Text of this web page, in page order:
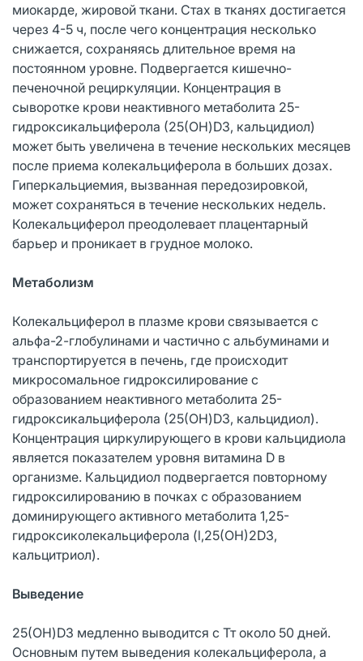
миокарде, жировой ткани. Стах в тканях достигается
через 4-5 ч, после чего концентрация несколько
снижается, сохраняясь длительное время на
постоянном уровне. Подвергается кишечно-
печеночной рециркуляции. Концентрация в
сыворотке крови неактивного метаболита 25-
гидроксикальциферола (25(OH)D3, кальцидиол)
может быть увеличена в течение нескольких месяцев
после приема колекальциферола в больших дозах.
Гиперкальциемия, вызванная передозировкой,
может сохраняться в течение нескольких недель.
Колекальциферол преодолевает плацентарный
барьер и проникает в грудное молоко.
Метаболизм
Колекальциферол в плазме крови связывается с
альфа-2-глобулинами и частично с альбуминами и
транспортируется в печень, где происходит
микросомальное гидроксилирование с
образованием неактивного метаболита 25-
гидроксикальциферола (25(OH)D3, кальцидиол).
Концентрация циркулирующего в крови кальцидиола
является показателем уровня витамина D в
организме. Кальцидиол подвергается повторному
гидроксилированию в почках с образованием
доминирующего активного метаболита 1,25-
гидроксиколекальциферола (l,25(OH)2D3,
кальцитриол).
Выведение
25(OH)D3 медленно выводится с Тт около 50 дней.
Основным путем выведения колекальциферола, а